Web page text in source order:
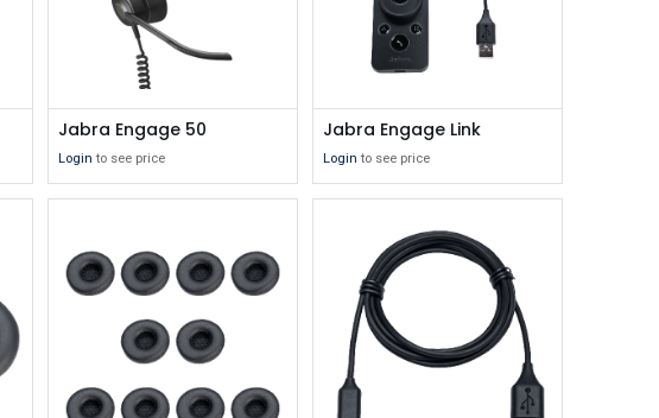
Jabra Engage 50
Login to see price
Jabra Engage Link
Login to see price